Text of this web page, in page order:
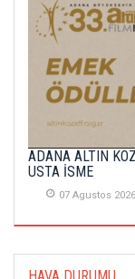
ADANA ALTIN
USTA İSME
07 Agustos 2026